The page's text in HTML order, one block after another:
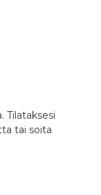
Tilataksesi
tai soita